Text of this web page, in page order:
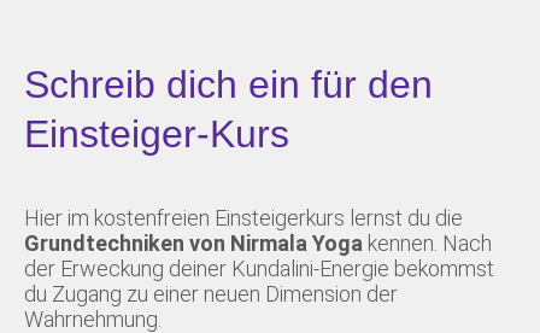
Schreib dich ein für den
Einsteiger-Kurs
Hier im kostenfreien Einsteigerkurs lernst du die
Grundtechniken von Nirmala Yoga kennen. Nach
der Erweckung deiner Kundalini-Energie bekommst
du Zugang zu einer neuen Dimension der
Wahrnehmung.